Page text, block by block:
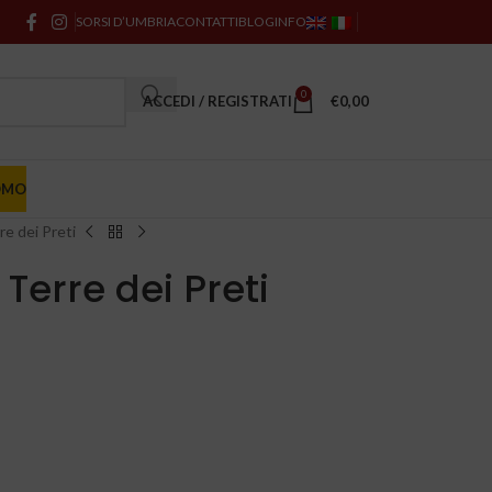
SORSI D’UMBRIACONTATTIBLOGINFO
ACCEDI / REGISTRATI 0 €0,00
dei Preti
dei Preti